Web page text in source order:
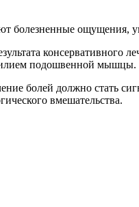
болезненные ощущения,
консервативного
подошвенной мышцы.
болей должно стать
вмешательства.